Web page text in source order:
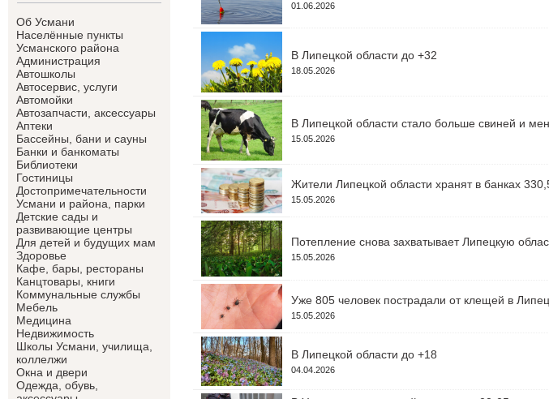
Об Усмани
Населённые пункты
Усманского района
Администрация
Автошколы
Автосервис, услуги
Автомойки
Автозапчасти, аксессуары
Аптеки
Бассейны, бани и сауны
Банки и банкоматы
Библиотеки
Гостиницы
Достопримечательности
Усмани и района, парки
Детские сады и
развивающие центры
Для детей и будущих мам
Здоровье
Кафе, бары, рестораны
Канцтовары, книги
Коммунальные службы
Мебель
Медицина
Недвижимость
Школы Усмани, училища,
коллелжи
Окна и двери
Одежда, обувь,
01.06.2026
В Липецкой области до +32
18.05.2026
В Липецкой области стало больше свиней и
15.05.2026
Жители Липецкой области хранят в банках
15.05.2026
Потепление снова захватывает Липецкую
15.05.2026
Уже 805 человек пострадали от клещей в
15.05.2026
В Липецкой области до +18
04.04.2026